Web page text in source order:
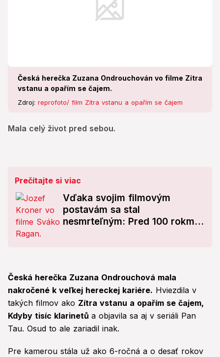
Česká herečka Zuzana Ondrouchován vo filme Zítra
vstanu a opařím se čajem.
Zdroj: reprofoto/ film Zítra vstanu a opařím se čajem
Mala celý život pred sebou.
Prečítajte si viac
Vďaka svojim filmovým
postavám sa stal
nesmrteľným: Pred 100 rokmi
Česká herečka Zuzana Ondrouchová mala
nakročené k veľkej hereckej kariére. Hviezdila v
takých filmov ako Zítra vstanu a opařím se čajem,
Kdyby tisíc klarinetů a objavila sa aj v seriáli Pan
Tau. Osud to ale zariadil inak.
Pre kamerou stála už ako 6-ročná a o desať rokov